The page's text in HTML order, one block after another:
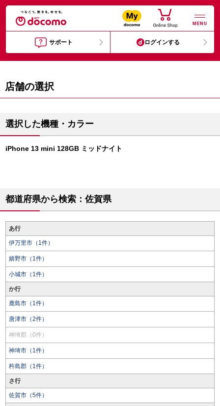
MENU
サポート ログインする
店舗の選択
選択した機種・カラー
iPhone 13 mini 128GB ミッドナイト
都道府県から検索：佐賀県
あ行
伊万里市（1件）
嬉野市（1件）
小城市（1件）
か行
鹿島市（1件）
唐津市（2件）
神埼郡（0件）
神埼市（1件）
杵島郡（1件）
さ行
佐賀市（5件）